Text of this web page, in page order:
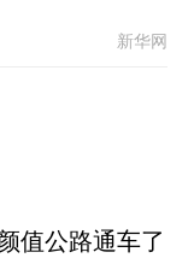
新华网
值公路通车了